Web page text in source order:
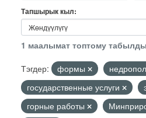
Тапшырык кыл
1 маалымат топтому табылды
Тэгдер:
формы
государственные услуги
горные работы